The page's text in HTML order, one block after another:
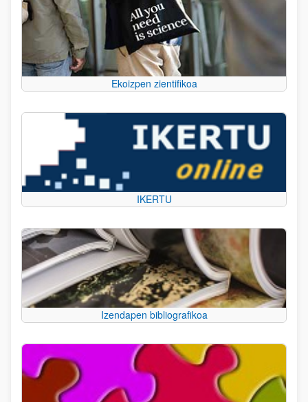
Ekoizpen zientifikoa
IKERTU
Izendapen bibliografikoa